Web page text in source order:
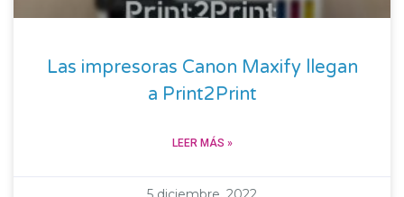
Las impresoras Canon Maxify llegan
a Print2Print
LEER MÁS »